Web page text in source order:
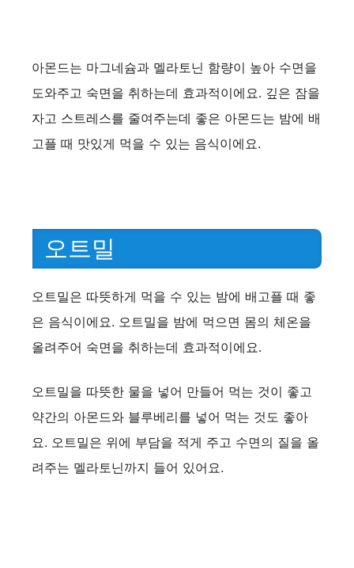
아몬드는 마그네슘과 멜라토닌 함량이 높아 수면을
도와주고 숙면을 취하는데 효과적이에요. 깊은 잠을
자고 스트레스를 줄여주는데 좋은 아몬드는 밤에 배
고플 때 맛있게 먹을 수 있는 음식이에요.
오트밀
오트밀은 따뜻하게 먹을 수 있는 밤에 배고플 때 좋
은 음식이에요. 오트밀을 밤에 먹으면 몸의 체온을
올려주어 숙면을 취하는데 효과적이에요.
오트밀을 따뜻한 물을 넣어 만들어 먹는 것이 좋고
약간의 아몬드와 블루베리를 넣어 먹는 것도 좋아
요. 오트밀은 위에 부담을 적게 주고 수면의 질을 올
려주는 멜라토닌까지 들어 있어요.